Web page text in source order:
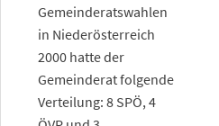
Gemeinderatswahlen
in Niederösterreich
2000 hatte der
Gemeinderat folgende
Verteilung: 8 SPÖ, 4